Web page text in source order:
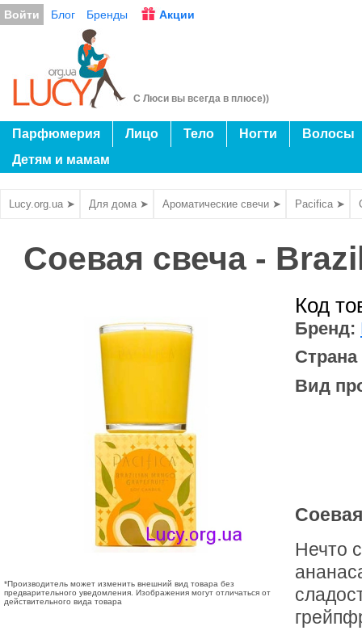
Войти Блог Бренды Акции
С Люси вы всегда в плюсе))
Парфюмерия Лицо Тело Ногти
Волосы
Детям и мамам
Lucy.org.ua ➤ Для дома ➤ Ароматические свечи ➤ Pacifica ➤
Соевая свеча -
*Производитель может изменить внешний вид товара без
предварительного уведомления. Изображения могут отличаться от
действительного вида товара
Код
Бренд:
Вид
Нечто